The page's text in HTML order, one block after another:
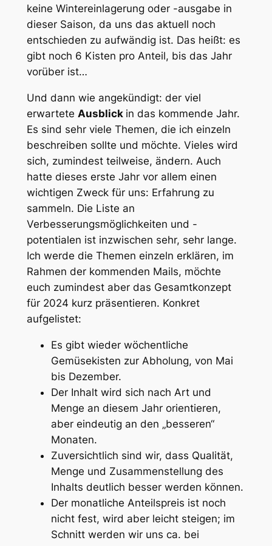
keine Wintereinlagerung oder -ausgabe in
dieser Saison, da uns das aktuell noch
entschieden zu aufwändig ist. Das heißt: es
gibt noch 6 Kisten pro Anteil, bis das Jahr
vorüber ist…
Und dann wie angekündigt: der viel
erwartete Ausblick in das kommende Jahr.
Es sind sehr viele Themen, die ich einzeln
beschreiben sollte und möchte. Vieles wird
sich, zumindest teilweise, ändern. Auch
hatte dieses erste Jahr vor allem einen
wichtigen Zweck für uns: Erfahrung zu
sammeln. Die Liste an
Verbesserungsmöglichkeiten und -
potentialen ist inzwischen sehr, sehr lange.
Ich werde die Themen einzeln erklären, im
Rahmen der kommenden Mails, möchte
euch zumindest aber das Gesamtkonzept
für 2024 kurz präsentieren. Konkret
aufgelistet:
Es gibt wieder wöchentliche
Gemüsekisten zur Abholung, von Mai
bis Dezember.
Der Inhalt wird sich nach Art und
Menge an diesem Jahr orientieren,
aber eindeutig an den „besseren“
Monaten.
Zuversichtlich sind wir, dass Qualität,
Menge und Zusammenstellung des
Inhalts deutlich besser werden können.
Der monatliche Anteilspreis ist noch
nicht fest, wird aber leicht steigen; im
Schnitt werden wir uns ca. bei